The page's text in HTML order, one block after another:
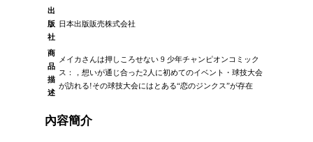
出
版
社
日本出版販売株式会社
商
品
描
述
メイカさんは押しころせない 9 少年チャンピオンコミック
ス：，想いが通じ合った2人に初めてのイベント・球技大会
が訪れる!その球技大会にはとある“恋のジンクス”が存在
內容簡介